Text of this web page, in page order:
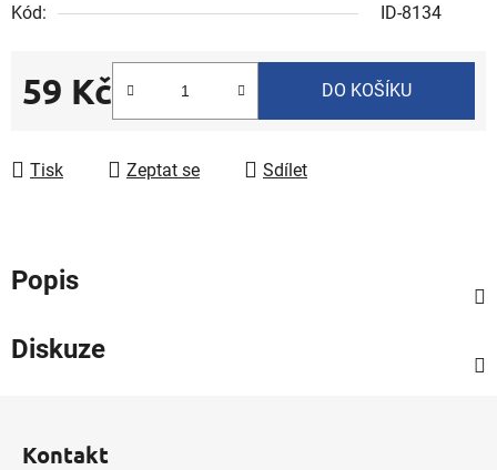
Kód: ID-8134
59 Kč
Měrná cena:
DO KOŠÍKU
Tisk Zeptat se Sdílet
Popis
Diskuze
Kontakt